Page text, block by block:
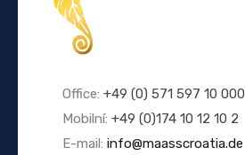
Office: +49 (0) 571 597 10 000
Mobilní: +49 (0)174 10 12 10 2
E-mail: info@maasscroatia.de